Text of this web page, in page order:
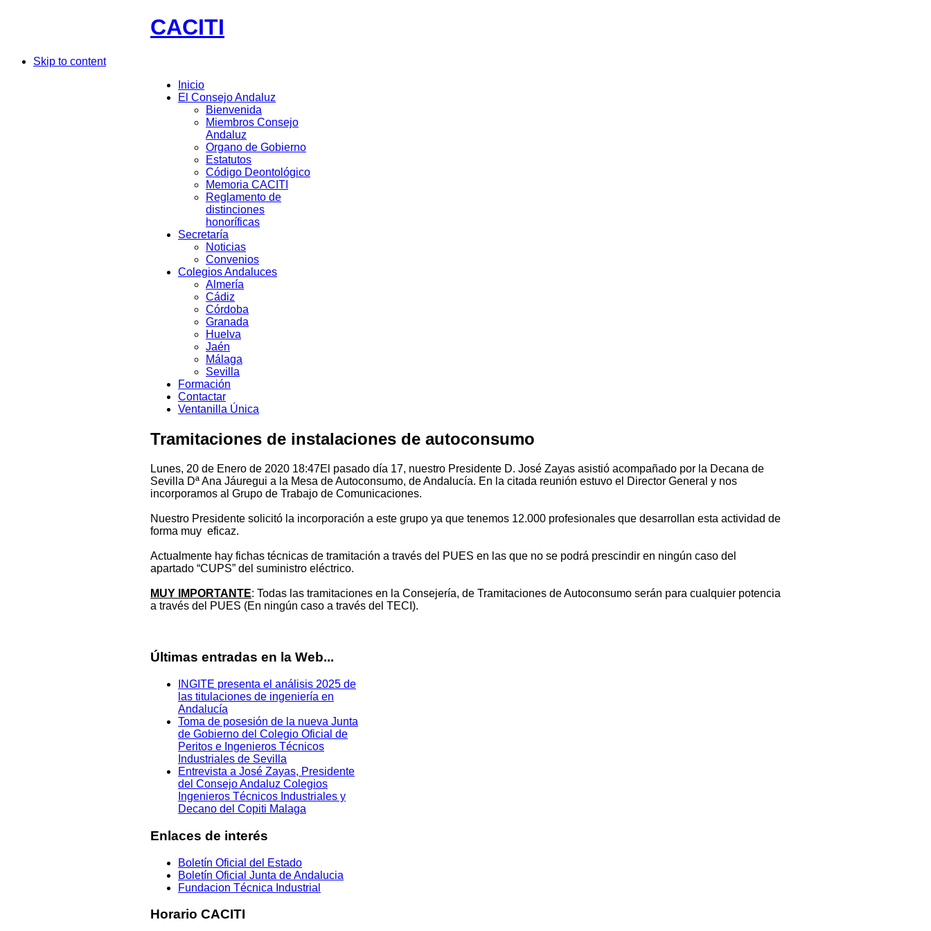
CACITI
Skip to content
Inicio
El Consejo Andaluz
Bienvenida
Miembros Consejo
Andaluz
Organo de Gobierno
Estatutos
Código Deontológico
Memoria CACITI
Reglamento de
distinciones
honoríficas
Secretaría
Noticias
Convenios
Colegios Andaluces
Almería
Cádiz
Córdoba
Granada
Huelva
Jaén
Málaga
Sevilla
Formación
Contactar
Ventanilla Única
Tramitaciones de instalaciones de autoconsumo
Lunes, 20 de Enero de 2020 18:47El pasado día 17, nuestro Presidente D. José Zayas asistió acompañado por la Decana de
Sevilla Dª Ana Jáuregui a la Mesa de Autoconsumo, de Andalucía. En la citada reunión estuvo el Director General y nos
incorporamos al Grupo de Trabajo de Comunicaciones.
Nuestro Presidente solicitó la incorporación a este grupo ya que tenemos 12.000 profesionales que desarrollan esta actividad de
forma muy eficaz.
Actualmente hay fichas técnicas de tramitación a través del PUES en las que no se podrá prescindir en ningún caso del
apartado “CUPS” del suministro eléctrico.
MUY IMPORTANTE: Todas las tramitaciones en la Consejería, de Tramitaciones de Autoconsumo serán para cualquier potencia
a través del PUES (En ningún caso a través del TECI).
Últimas entradas en la Web...
INGITE presenta el análisis 2025 de
las titulaciones de ingeniería en
Andalucía
Toma de posesión de la nueva Junta
de Gobierno del Colegio Oficial de
Peritos e Ingenieros Técnicos
Industriales de Sevilla
Entrevista a José Zayas, Presidente
del Consejo Andaluz Colegios
Ingenieros Técnicos Industriales y
Decano del Copiti Malaga
Enlaces de interés
Boletín Oficial del Estado
Boletín Oficial Junta de Andalucia
Fundacion Técnica Industrial
Horario CACITI